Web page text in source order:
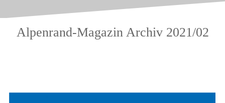
Alpenrand-Magazin Archiv 2021/02